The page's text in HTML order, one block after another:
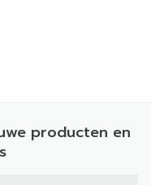
producten en